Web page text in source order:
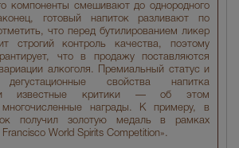
компоненты смешивают до однородного
готовый напиток разливают по
что перед бутилированием ликер
строгий контроль качества, поэтому
что в продажу поставляются
алкоголя. Премиальный статус и
дегустационные свойства напитка
и известные критики — об этом
многочисленные награды. К примеру, в
получил золотую медаль в рамках
World Spirits Competition».